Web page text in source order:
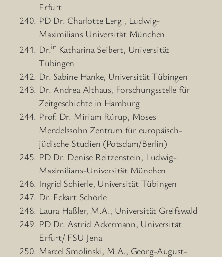
Erfurt
PD Dr. Charlotte Lerg , Ludwig-
Maximilians Universität München
Dr.in Katharina Seibert, Universität
Tübingen
Dr. Sabine Hanke, Universität Tübingen
Dr. Andrea Althaus, Forschungsstelle für
Zeitgeschichte in Hamburg
Prof. Dr. Miriam Rürup, Moses
Mendelssohn Zentrum für europäisch-
jüdische Studien (Potsdam/Berlin)
PD Dr. Denise Reitzenstein, Ludwig-
Maximilians-Universität München
Ingrid Schierle, Universität Tübingen
Dr. Eckart Schörle
Laura Haßler, M.A., Universität Greifswald
PD Dr. Astrid Ackermann, Universität
Erfurt/ FSU Jena
Marcel Smolinski, M.A., Georg-August-